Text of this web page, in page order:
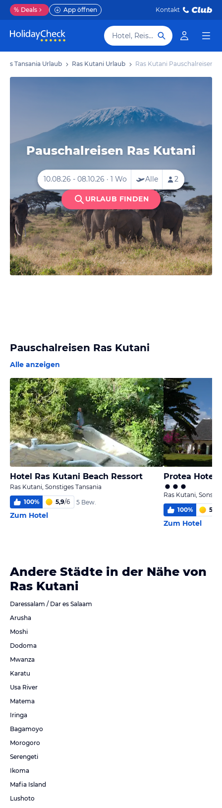
% Deals App öffnen Kontakt
Hotel, Reiseziel
Tansania Urlaub Ras Kutani Urlaub Ras Kutani Pauschalreisen
Pauschalreisen Ras Kutani
Pauschalreisen Ras Kutani
Alle anzeigen
Hotel Ras Kutani Beach Ressort
Ras Kutani, Sonstiges Tansania
100% 5,9/6 5 Bew.
Zum Hotel
Protea Hotel
Ras Kutani,
100% 5,2
Zum Hotel
Andere Städte in der Nähe von
Ras Kutani
Daressalam / Dar es Salaam
Arusha
Moshi
Dodoma
Mwanza
Karatu
Usa River
Matema
Iringa
Bagamoyo
Morogoro
Serengeti
Ikoma
Mafia Island
Lushoto